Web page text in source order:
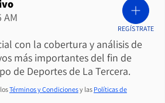
AM
con la cobertura y análisis de
más importantes del fin de
de Deportes de La Tercera.
REGÍSTRATE
Términos y Condicionesy las Políticas de